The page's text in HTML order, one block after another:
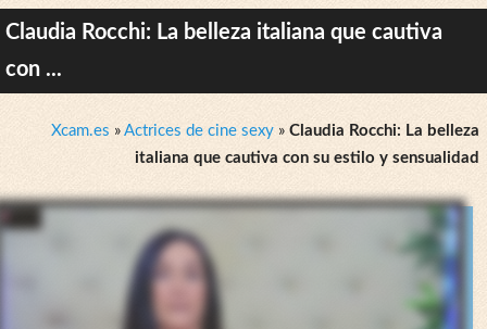
Claudia Rocchi: La belleza italiana que cautiva
con ...
Xcam.es » Actrices de cine sexy » Claudia Rocchi: La belleza
italiana que cautiva con su estilo y sensualidad